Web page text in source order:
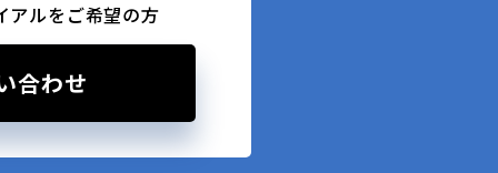
アルをご希望の方
合わせ